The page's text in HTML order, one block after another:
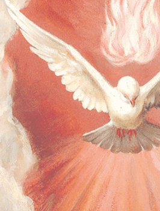
Acasa
Missal
Missal Duminical
Advent
Crăciun
Postul Mare
Timpul Pascal
Timpul de peste an –
Timpul de peste an –
Timpul de peste an –
Solemnități și
Missal Ferial
Timpul Adventului
Timpul Crăciunului
Postul Mare
Timpul Pascal
Timpul de peste an –
Timpul de peste an –
Predici